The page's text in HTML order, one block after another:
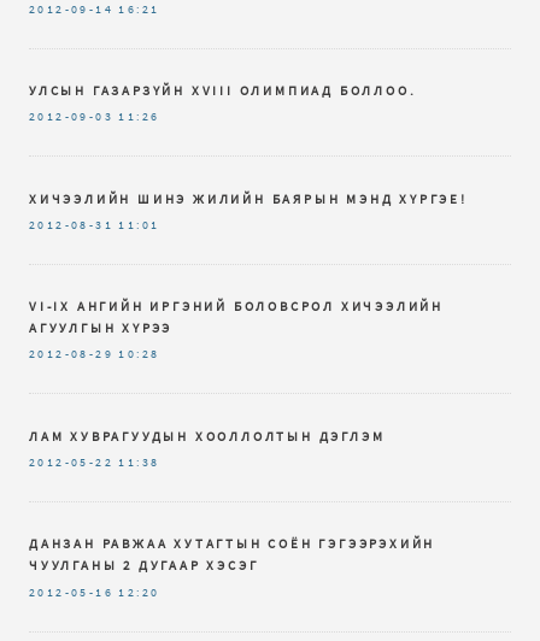
2012-09-14 16:21
УЛСЫН ГАЗАРЗҮЙН XVIII ОЛИМПИАД БОЛЛОО.
2012-09-03 11:26
ХИЧЭЭЛИЙН ШИНЭ ЖИЛИЙН БАЯРЫН МЭНД ХҮРГЭЕ!
2012-08-31 11:01
VI-IX AНГИЙН ИРГЭНИЙ БОЛОВСРОЛ ХИЧЭЭЛИЙН
АГУУЛГЫН ХҮРЭЭ
2012-08-29 10:28
ЛАМ ХУВРАГУУДЫН ХООЛЛОЛТЫН ДЭГЛЭМ
2012-05-22 11:38
ДАНЗАН РАВЖАА ХУТАГТЫН СОЁН ГЭГЭЭРЭХИЙН
ЧУУЛГАНЫ 2 ДУГААР ХЭСЭГ
2012-05-16 12:20